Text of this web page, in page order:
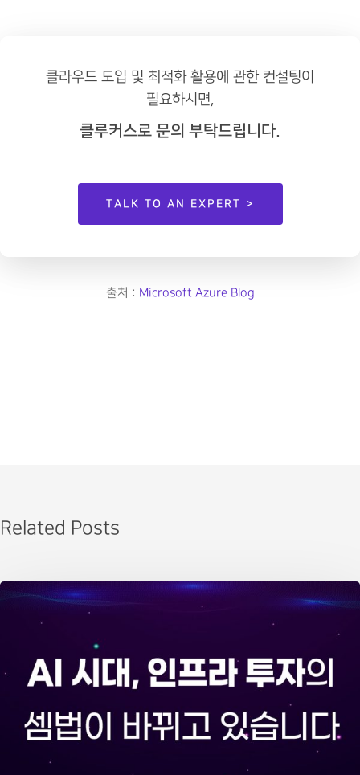
클라우드 도입 및 최적화 활용에 관한 컨설팅이
필요하시면,
클루커스로 문의 부탁드립니다.
TALK TO AN EXPERT >
출처 : Microsoft Azure Blog
Related Posts